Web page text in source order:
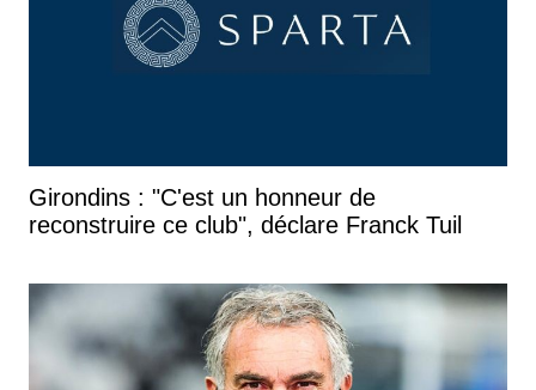
Girondins : "C'est un honneur de
reconstruire ce club", déclare Franck Tuil